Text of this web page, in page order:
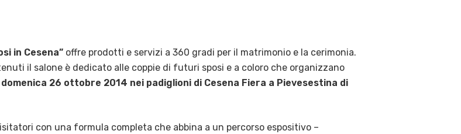
in Cesena” offre prodotti e servizi a 360 gradi per il matrimonio e la cerimonia.
il salone è dedicato alle coppie di futuri sposi e a coloro che organizzano
26 ottobre 2014 nei padiglioni di Cesena Fiera a Pievesestina di
con una formula completa che abbina a un percorso espositivo –